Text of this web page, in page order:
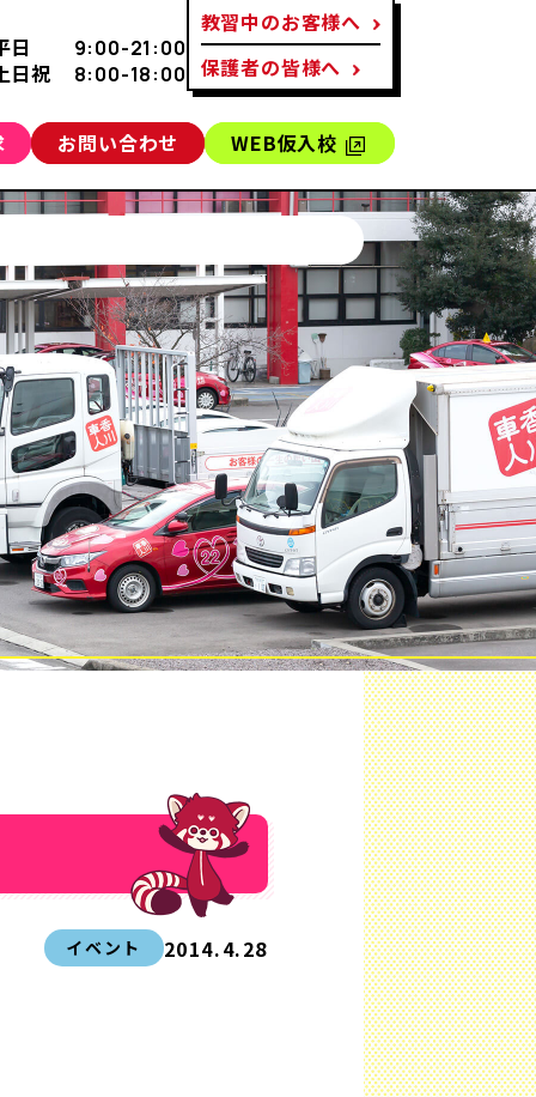
日 9:00-21:00
日祝 8:00-18:00
教習中のお客様へ
保護者の皆様へ
お問い合わせ WEB仮入校
イベント 2014.4.28